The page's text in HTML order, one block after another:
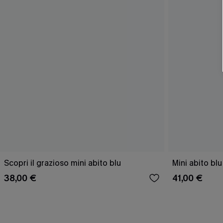
Scopri il grazioso mini abito blu
38,00 €
Mini abito
41,00 €